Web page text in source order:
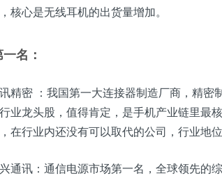
核心是无线耳机的出货量增加。
名：
精密 ：我国第一大连接器制造厂商，精密
业龙头股，值得肯定，是手机产业链里最
在行业内还没有可以取代的公司，行业地位
通讯：通信电源市场第一名，全球领先的